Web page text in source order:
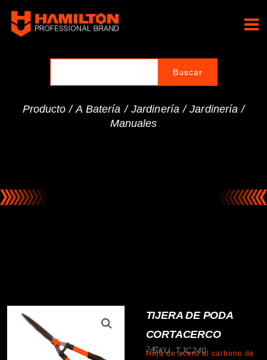
contenido
Producto /A Batería / Jardinería/Jardinería /
Manuales
TIJERA DE PODA
CORTACERCO
SKU: TJC240
24″
Hoja de acero al carbono de